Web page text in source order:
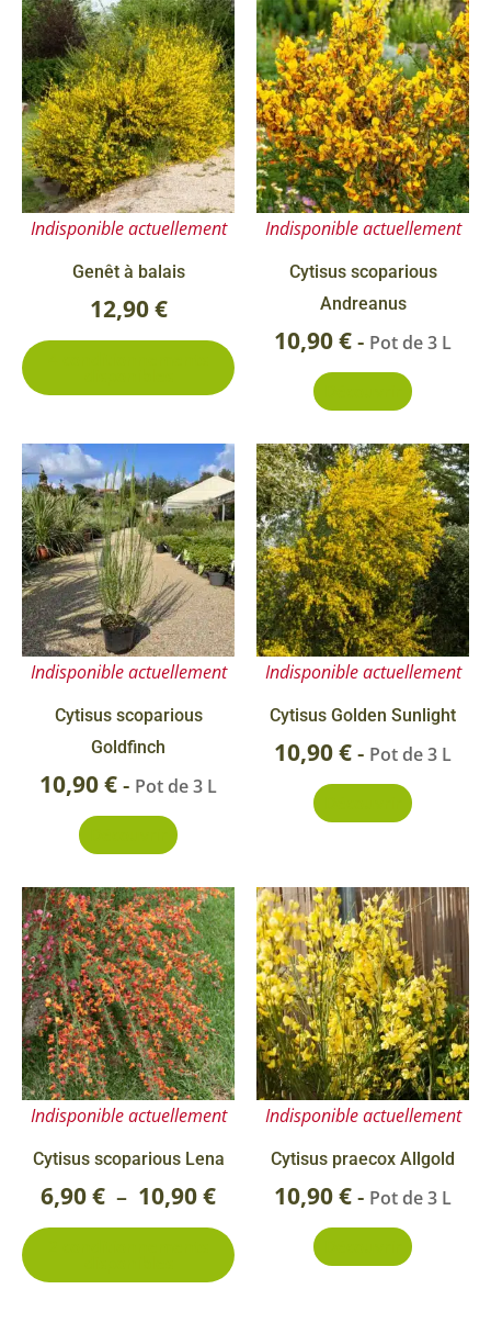
Indisponible actuellement
Genêt à balais
12,90€
Ce
produit
a
plusieurs
variations.
Les
options
peuvent
la
produit
Indisponible actuellement
Cytisus scoparious
Andreanus
10,90€- Pot de 3 L
Indisponible actuellement
Cytisus scoparious
Goldfinch
10,90€- Pot de 3 L
Indisponible actuellement
Cytisus Golden Sunlight
10,90€- Pot de 3 L
Indisponible actuellement
Cytisus scoparious Lena
6,90€ – 10,90€
Plage
de
prix :
6,90 €
à
10,90 €
Ce
produit
a
plusieurs
variations.
Les
options
peuvent
choisies
la
Indisponible actuellement
Cytisus praecox Allgold
10,90€- Pot de 3 L